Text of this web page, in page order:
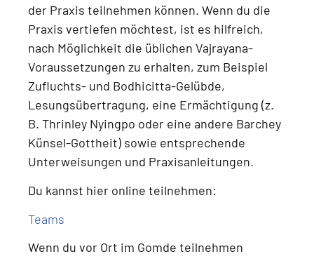
der Praxis teilnehmen können. Wenn du die
Praxis vertiefen möchtest, ist es hilfreich,
nach Möglichkeit die üblichen Vajrayana-
Voraussetzungen zu erhalten, zum Beispiel
Zufluchts- und Bodhicitta-Gelübde,
Lesungsübertragung, eine Ermächtigung (z.
B. Thrinley Nyingpo oder eine andere Barchey
Künsel-Gottheit) sowie entsprechende
Unterweisungen und Praxisanleitungen.
Du kannst hier online teilnehmen:
Teams
Wenn du vor Ort im Gomde teilnehmen